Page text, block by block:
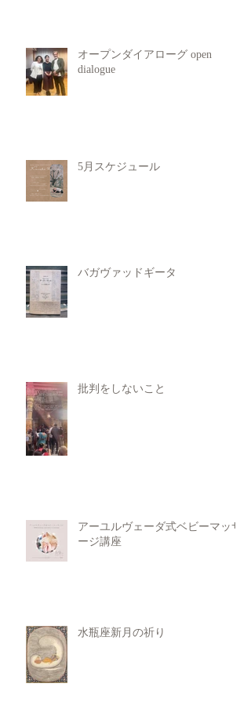
オープンダイアローグ open
dialogue
5月スケジュール
バガヴァッドギータ
批判をしないこと
アーユルヴェーダ式ベビーマッサ
ージ講座
水瓶座新月の祈り